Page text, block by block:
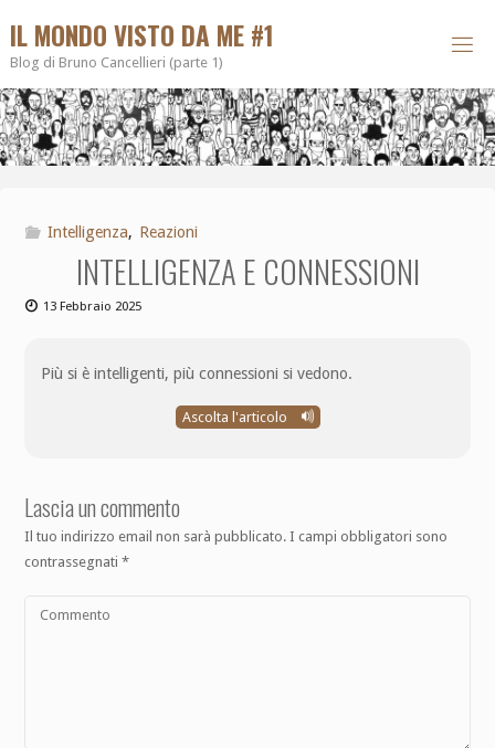
IL MONDO VISTO DA ME #1
Blog di Bruno Cancellieri (parte 1)
Intelligenza, Reazioni
INTELLIGENZA E CONNESSIONI
13 Febbraio 2025
Più si è intelligenti, più connessioni si vedono.
Ascolta l'articolo
Lascia un commento
Il tuo indirizzo email non sarà pubblicato. I campi obbligatori sono
contrassegnati*